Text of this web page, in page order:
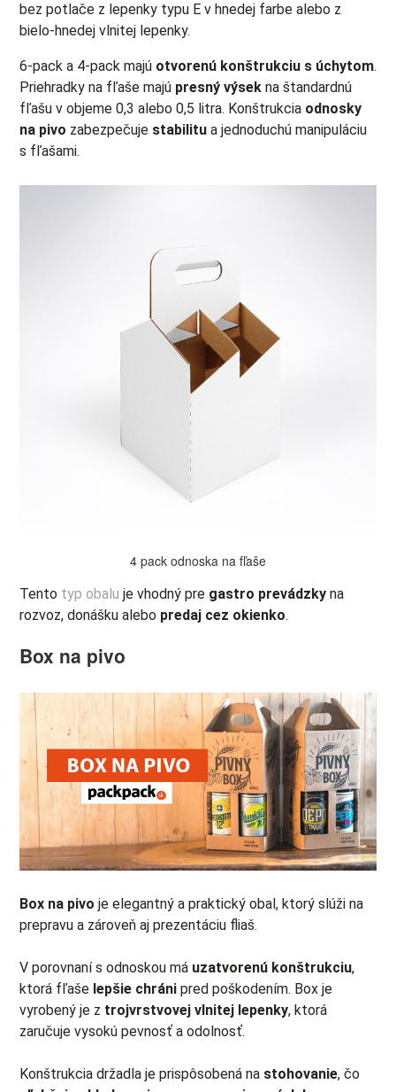
bez potlače z lepenky typu E v hnedej farbe alebo z
bielo-hnedej vlnitej lepenky.
6-pack a 4-pack majú otvorenú konštrukciu s úchytom.
Priehradky na fľaše majú presný výsek na štandardnú
fľašu v objeme 0,3 alebo 0,5 litra. Konštrukcia odnosky
na pivo zabezpečuje stabilitu a jednoduchú manipuláciu
s fľašami.
4 pack odnoska na fľaše
Tento typ obalu je vhodný pre gastro prevádzky na
rozvoz, donášku alebo predaj cez okienko.
Box na pivo
Box na pivo je elegantný a praktický obal, ktorý slúži na
prepravu a zároveň aj prezentáciu fliaš.
V porovnaní s odnoskou má uzatvorenú konštrukciu,
ktorá fľaše lepšie chráni pred poškodením. Box je
vyrobený je z trojvrstvovej vlnitej lepenky, ktorá
zaručuje vysokú pevnosť a odolnosť.
Konštrukcia držadla je prispôsobená na stohovanie, čo